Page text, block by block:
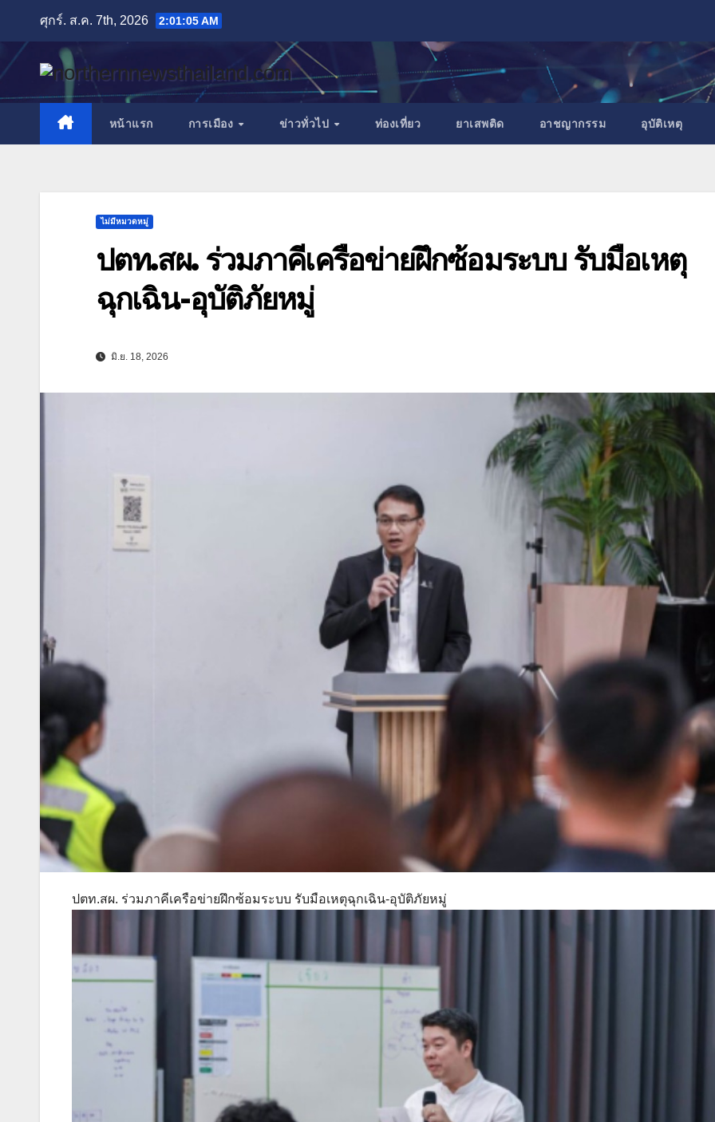
content
ศุกร์. ส.ค. 7th, 2026 2:01:08 AM
หน้าแรก การเมือง ข่าวทั่วไป ท่องเที่ยว ยาเสพติด อาชญากรรม อุบัติเหตุ
ไม่มีหมวดหมู่
ปตท.สผ. ร่วมภาคีเครือข่ายฝึกซ้อมระบบ รับมือเหตุ
ฉุกเฉิน-อุบัติภัยหมู่
มิ.ย. 18, 2026
ปตท.สผ. ร่วมภาคีเครือข่ายฝึกซ้อมระบบ รับมือเหตุฉุกเฉิน-อุบัติภัยหมู่